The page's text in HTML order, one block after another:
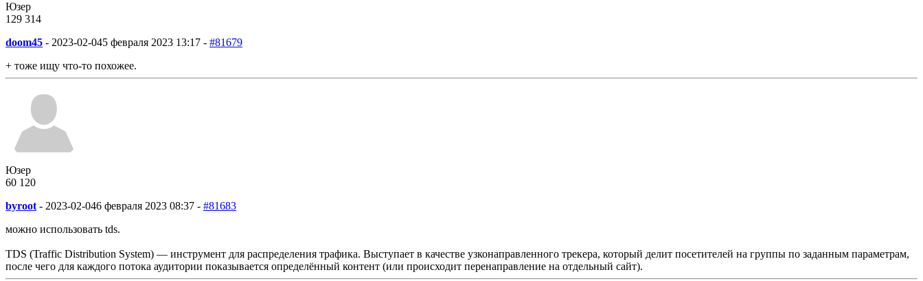
Юзер
129 314
doom45 - 2023-02-045 февраля 2023 13:17 - #81679
+ тоже ищу что-то похожее.
Юзер
60 1 20
byroot - 2023-02-046 февраля 2023 08:37 - #81683
можно использовать tds.
TDS (Traffic Distribution System) — инструмент для распределения трафика. Выступает в качестве узконаправленного трекера, который делит посетителей на группы по заданным параметрам,
после чего для каждого потока аудитории показывается определённый контент (или происходит перенаправление на отдельный сайт).